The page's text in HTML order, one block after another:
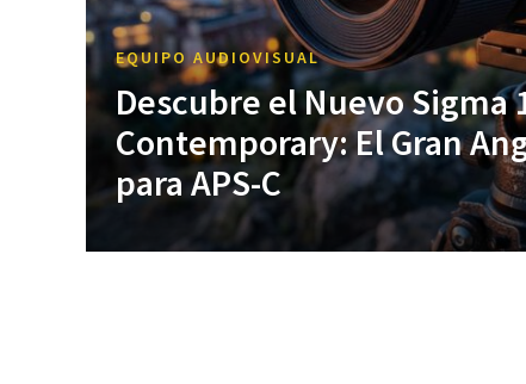
EQUIPO AUDIOVISUAL
Descubre el Nuevo Sigma
Contemporary: El Gran
para APS-C